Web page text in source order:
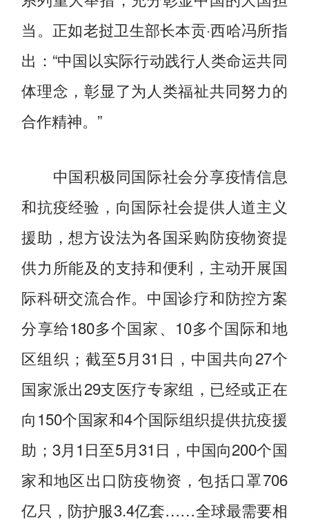
当。正如老挝卫生部长本贡·西哈冯所指
出：“中国以实际行动践行人类命运共同
体理念，彰显了为人类福祉共同努力的
合作精神。”
中国积极同国际社会分享疫情信息
和抗疫经验，向国际社会提供人道主义
援助，想方设法为各国采购防疫物资提
供力所能及的支持和便利，主动开展国
际科研交流合作。中国诊疗和防控方案
分享给180多个国家、10多个国际和地
区组织；截至5月31日，中国共向27个
国家派出29支医疗专家组，已经或正在
向150个国家和4个国际组织提供抗疫援
助；3月1日至5月31日，中国向200个国
家和地区出口防疫物资，包括口罩706
亿只，防护服3.4亿套……全球最需要相